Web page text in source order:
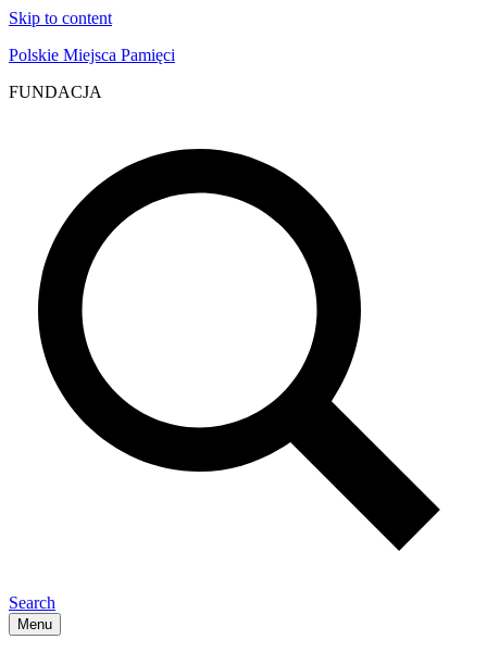
Skip to content
Polskie Miejsca Pamięci
FUNDACJA
Search
Menu